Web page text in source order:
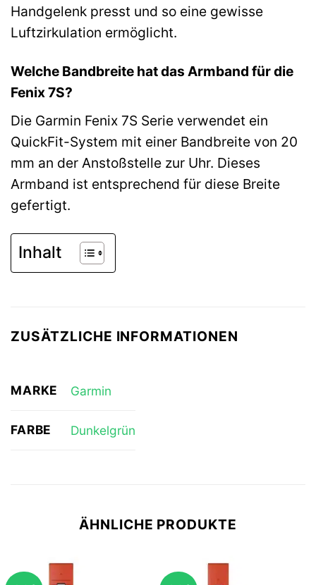
Handgelenk presst und so eine gewisse
Luftzirkulation ermöglicht.
Welche Bandbreite hat das Armband für die
Fenix 7S?
Die Garmin Fenix 7S Serie verwendet ein
QuickFit-System mit einer Bandbreite von 20
mm an der Anstoßstelle zur Uhr. Dieses
Armband ist entsprechend für diese Breite
gefertigt.
Inhalt
ZUSÄTZLICHE INFORMATIONEN
MARKE Garmin
FARBE Dunkelgrün
ÄHNLICHE PRODUKTE